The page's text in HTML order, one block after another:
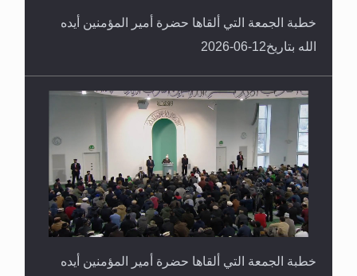
خطبة الجمعة التي ألقاها حضرة أمير المؤمنين أيده
الله بتاريخ12-06-2026
خطبة الجمعة التي ألقاها حضرة أمير المؤمنين أيده